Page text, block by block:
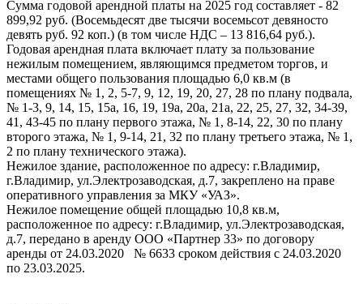
Сумма годовой арендной платы на 2025 год составляет - 82
899,92 руб. (Восемьдесят две тысячи восемьсот девяносто
девять руб. 92 коп.) (в том числе НДС – 13 816,64 руб.).
Годовая арендная плата включает плату за пользование
нежилым помещением, являющимся предметом торгов, и
местами общего пользования площадью 6,0 кв.м (в
помещениях № 1, 2, 5-7, 9, 12, 19, 20, 27, 28 по плану подвала,
№ 1-3, 9, 14, 15, 15а, 16, 19, 19а, 20а, 21а, 22, 25, 27, 32, 34-39,
41, 43-45 по плану первого этажа, № 1, 8-14, 22, 30 по плану
второго этажа, № 1, 9-14, 21, 32 по плану третьего этажа, № 1,
2 по плану технического этажа).
Нежилое здание, расположенное по адресу: г.Владимир,
г.Владимир, ул.Электрозаводская, д.7, закреплено на праве
оперативного управления за МКУ «УАЗ».
Нежилое помещение общей площадью 10,8 кв.м,
расположенное по адресу: г.Владимир, ул.Электрозаводская,
д.7, передано в аренду ООО «Партнер 33» по договору
аренды от 24.03.2020 № 6633 сроком действия с 24.03.2020
по 23.03.2025.